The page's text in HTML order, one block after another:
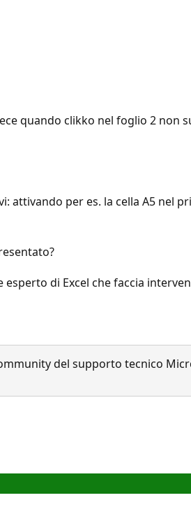
quando clikko nel foglio 2 non
per es. la cella A5 nel
di Excel che faccia
del supporto tecnico